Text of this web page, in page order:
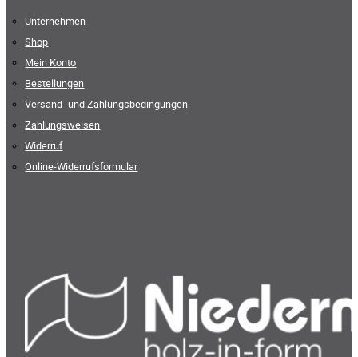
Unternehmen
Shop
Mein Konto
Bestellungen
Versand- und Zahlungsbedingungen
Zahlungsweisen
Widerruf
Online-Widerrufsformular